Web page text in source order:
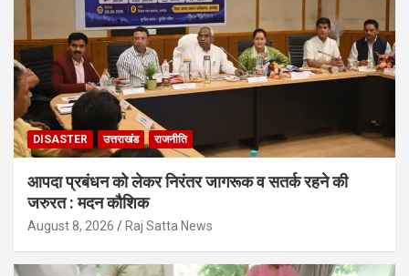
DISASTER उत्तराखंड राजनीति
आपदा प्रबंधन को लेकर निरंतर जागरूक व सतर्क रहने की
जरुरत : मदन कौशिक
August 8, 2026 Raj Satta News